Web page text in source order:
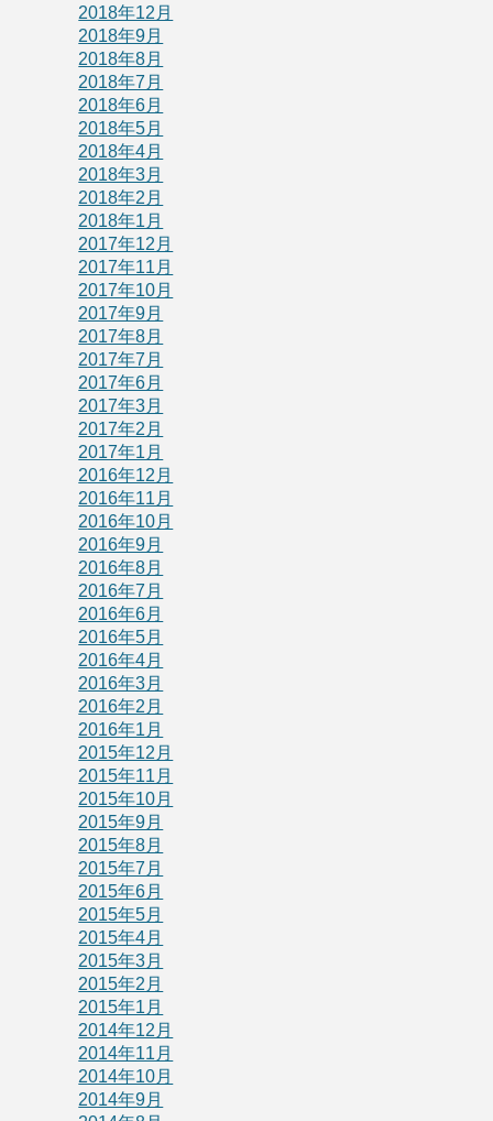
2018年12月
2018年9月
2018年8月
2018年7月
2018年6月
2018年5月
2018年4月
2018年3月
2018年2月
2018年1月
2017年12月
2017年11月
2017年10月
2017年9月
2017年8月
2017年7月
2017年6月
2017年3月
2017年2月
2017年1月
2016年12月
2016年11月
2016年10月
2016年9月
2016年8月
2016年7月
2016年6月
2016年5月
2016年4月
2016年3月
2016年2月
2016年1月
2015年12月
2015年11月
2015年10月
2015年9月
2015年8月
2015年7月
2015年6月
2015年5月
2015年4月
2015年3月
2015年2月
2015年1月
2014年12月
2014年11月
2014年10月
2014年9月